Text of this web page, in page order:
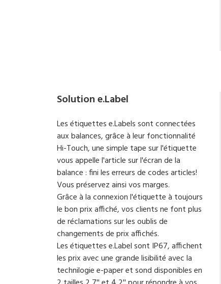
Solution e.Label
Les étiquettes e.Labels sont connectées
aux balances, grâce à leur fonctionnalité
Hi-Touch, une simple tape sur l'étiquette
vous appelle l'article sur l'écran de la
balance : fini les erreurs de codes articles!
Vous préservez ainsi vos marges.
Grâce à la connexion l'étiquette à toujours
le bon prix affiché, vos clients ne font plus
de réclamations sur les oublis de
changements de prix affichés.
Les étiquettes e.Label sont IP67, affichent
les prix avec une grande lisibilité avec la
technilogie e-paper et sond disponibles en